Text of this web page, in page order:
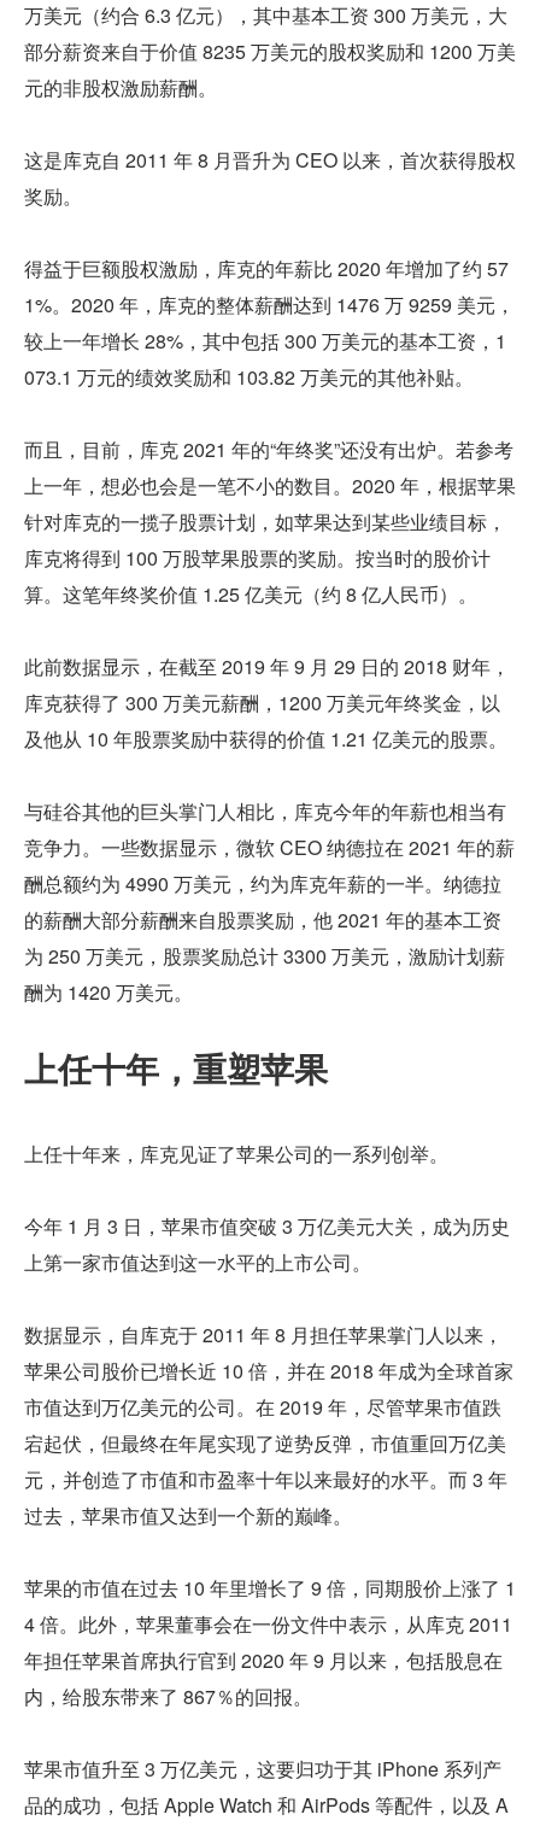
万美元（约合 6.3 亿元），其中基本工资 300 万美元，大
部分薪资来自于价值 8235 万美元的股权奖励和 1200 万美
元的非股权激励薪酬。
这是库克自 2011 年 8 月晋升为 CEO 以来，首次获得股权
奖励。
得益于巨额股权激励，库克的年薪比 2020 年增加了约 57
1%。2020 年，库克的整体薪酬达到 1476 万 9259 美元，
较上一年增长 28%，其中包括 300 万美元的基本工资，1
073.1 万元的绩效奖励和 103.82 万美元的其他补贴。
而且，目前，库克 2021 年的“年终奖”还没有出炉。若参考
上一年，想必也会是一笔不小的数目。2020 年，根据苹果
针对库克的一揽子股票计划，如苹果达到某些业绩目标，
库克将得到 100 万股苹果股票的奖励。按当时的股价计
算。这笔年终奖价值 1.25 亿美元（约 8 亿人民币）。
此前数据显示，在截至 2019 年 9 月 29 日的 2018 财年，
库克获得了 300 万美元薪酬，1200 万美元年终奖金，以
及他从 10 年股票奖励中获得的价值 1.21 亿美元的股票。
与硅谷其他的巨头掌门人相比，库克今年的年薪也相当有
竞争力。一些数据显示，微软 CEO 纳德拉在 2021 年的薪
酬总额约为 4990 万美元，约为库克年薪的一半。纳德拉
的薪酬大部分薪酬来自股票奖励，他 2021 年的基本工资
为 250 万美元，股票奖励总计 3300 万美元，激励计划薪
酬为 1420 万美元。
上任十年，重塑苹果
上任十年来，库克见证了苹果公司的一系列创举。
今年 1 月 3 日，苹果市值突破 3 万亿美元大关，成为历史
上第一家市值达到这一水平的上市公司。
数据显示，自库克于 2011 年 8 月担任苹果掌门人以来，
苹果公司股价已增长近 10 倍，并在 2018 年成为全球首家
市值达到万亿美元的公司。在 2019 年，尽管苹果市值跌
宕起伏，但最终在年尾实现了逆势反弹，市值重回万亿美
元，并创造了市值和市盈率十年以来最好的水平。而 3 年
过去，苹果市值又达到一个新的巅峰。
苹果的市值在过去 10 年里增长了 9 倍，同期股价上涨了 1
4 倍。此外，苹果董事会在一份文件中表示，从库克 2011
年担任苹果首席执行官到 2020 年 9 月以来，包括股息在
内，给股东带来了 867％的回报。
苹果市值升至 3 万亿美元，这要归功于其 iPhone 系列产
品的成功，包括 Apple Watch 和 AirPods 等配件，以及 A